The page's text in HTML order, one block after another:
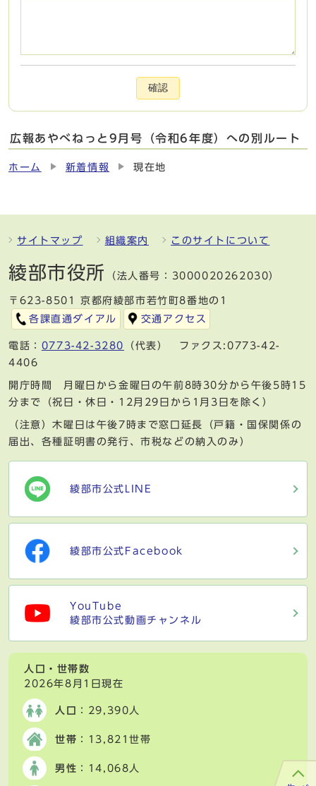
確認
広報あやべねっと9月号（令和6年度）への別ルート
ホーム 新着情報 現在地
サイトマップ 組織案内 このサイトについて
綾部市役所 （法人番号：3000020262030）
〒623-8501 京都府綾部市若竹町8番地の1
各課直通ダイアル
交通アクセス
電話： 0773-42-3280
（代表） ファクス:0773-42-
4406
開庁時間 月曜日から金曜日の午前8時30分から午後5時15
分まで（祝日・休日・12月29日から1月3日を除く）
（注意）木曜日は午後7時まで窓口延長（戸籍・国保関係の
届出、各種証明書の発行、市税などの納入のみ）
綾部市公式LINE
綾部市公式Facebook
YouTube
綾部市公式動画チャンネル
人口・世帯数
2026年8月1日現在
人口 ：29,390人
世帯 ：13,821世帯
男性 ：14,068人